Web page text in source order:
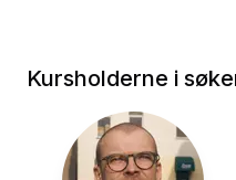
Kursholderne i